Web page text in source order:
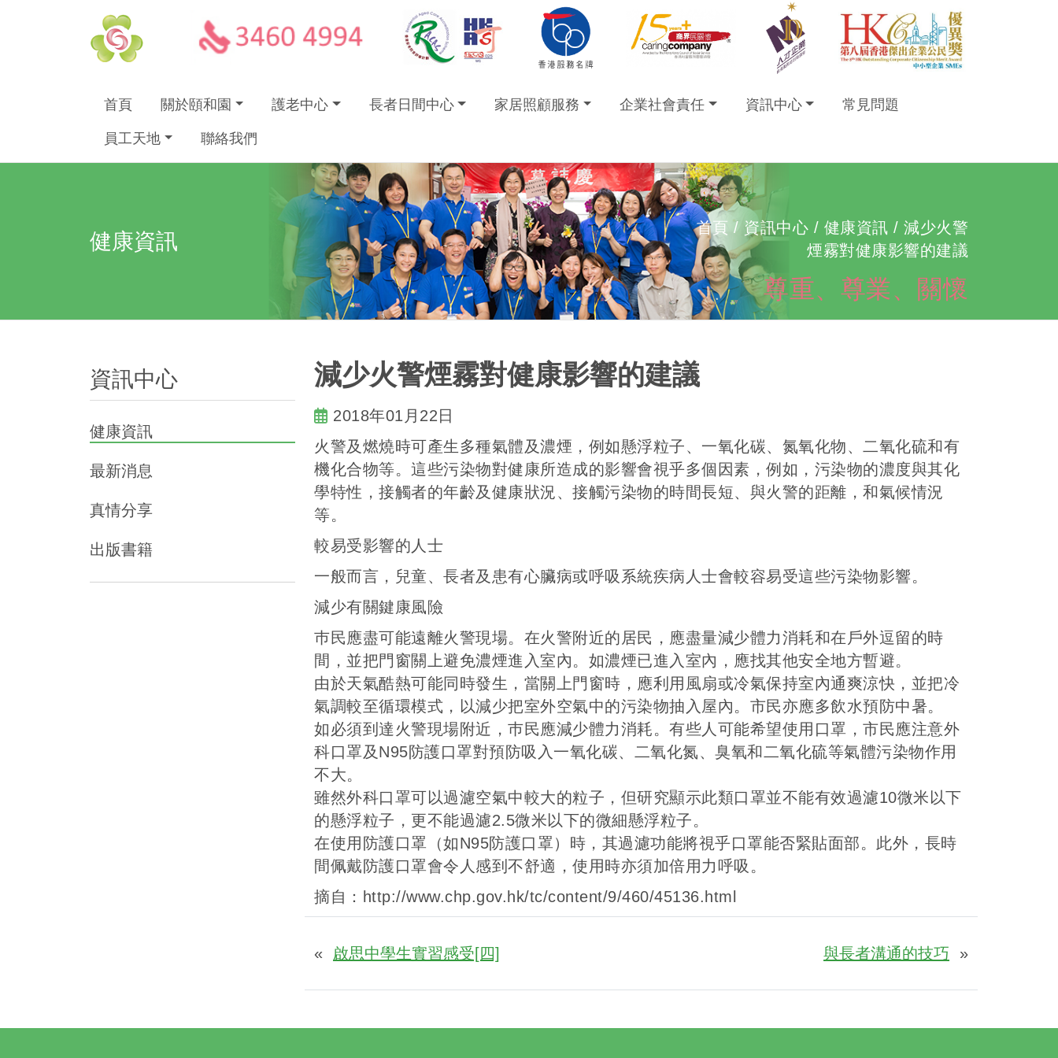
首頁 關於頤和園 護老中心 長者日間中心 家居照顧服務 企業社會責任 資訊中心 常見問題
員工天地 聯絡我們
健康資訊
首頁 / 資訊中心 / 健康資訊 / 減少火警
煙霧對健康影響的建議
尊重、尊業、關懷
資訊中心
健康資訊
最新消息
真情分享
出版書籍
減少火警煙霧對健康影響的建議
2018年01月22日
火警及燃燒時可產生多種氣體及濃煙，例如懸浮粒子、一氧化碳、氮氧化物、二氧化硫和有
機化合物等。這些污染物對健康所造成的影響會視乎多個因素，例如，污染物的濃度與其化
學特性，接觸者的年齡及健康狀況、接觸污染物的時間長短、與火警的距離，和氣候情況
等。
較易受影響的人士
一般而言，兒童、長者及患有心臟病或呼吸系統疾病人士會較容易受這些污染物影響。
減少有關鍵康風險
巿民應盡可能遠離火警現場。在火警附近的居民，應盡量減少體力消耗和在戶外逗留的時
間，並把門窗關上避免濃煙進入室內。如濃煙已進入室內，應找其他安全地方暫避。
由於天氣酷熱可能同時發生，當關上門窗時，應利用風扇或冷氣保持室內通爽涼快，並把冷
氣調較至循環模式，以減少把室外空氣中的污染物抽入屋內。市民亦應多飲水預防中暑。
如必須到達火警現場附近，巿民應減少體力消耗。有些人可能希望使用口罩，市民應注意外
科口罩及N95防護口罩對預防吸入一氧化碳、二氧化氮、臭氧和二氧化硫等氣體污染物作用
不大。
雖然外科口罩可以過濾空氣中較大的粒子，但研究顯示此類口罩並不能有效過濾10微米以下
的懸浮粒子，更不能過濾2.5微米以下的微細懸浮粒子。
在使用防護口罩（如N95防護口罩）時，其過濾功能將視乎口罩能否緊貼面部。此外，長時
間佩戴防護口罩會令人感到不舒適，使用時亦須加倍用力呼吸。
摘自：http://www.chp.gov.hk/tc/content/9/460/45136.html
« 啟思中學生實習感受[四] 與長者溝通的技巧 »